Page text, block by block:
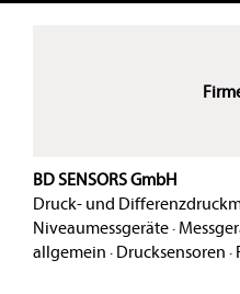
BD SENSORS GmbH
Druck- und
Niveaumessgeräte·
allgemein · Drucksensoren ·